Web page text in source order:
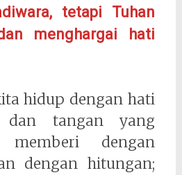
tetapi Tuhan
menghargai hati
hidup dengan hati
dan tangan yang
dengan
dengan hitungan;